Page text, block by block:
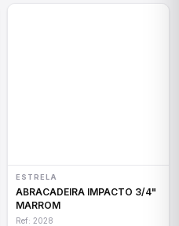
ESTRELA
ABRACADEIRA IMPACTO 3/4"
MARROM
Ref: 2028